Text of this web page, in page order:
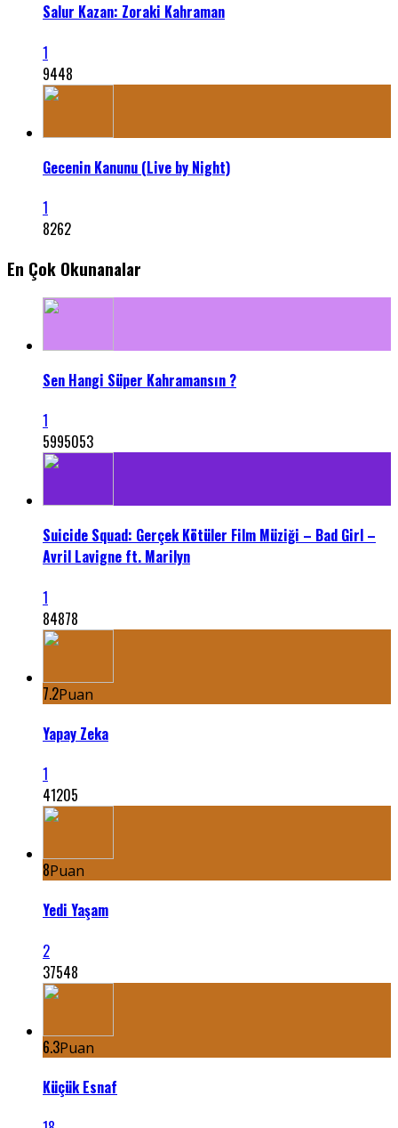
Salur Kazan: Zoraki Kahraman
1
9448
Gecenin Kanunu (Live by Night)
1
8262
En Çok Okunanalar
Sen Hangi Süper Kahramansın ?
1
5995053
Suicide Squad: Gerçek Kötüler Film Müziği – Bad Girl –
Avril Lavigne ft. Marilyn
1
84878
7.2Puan
Yapay Zeka
1
41205
8Puan
Yedi Yaşam
2
37548
6.3Puan
Küçük Esnaf